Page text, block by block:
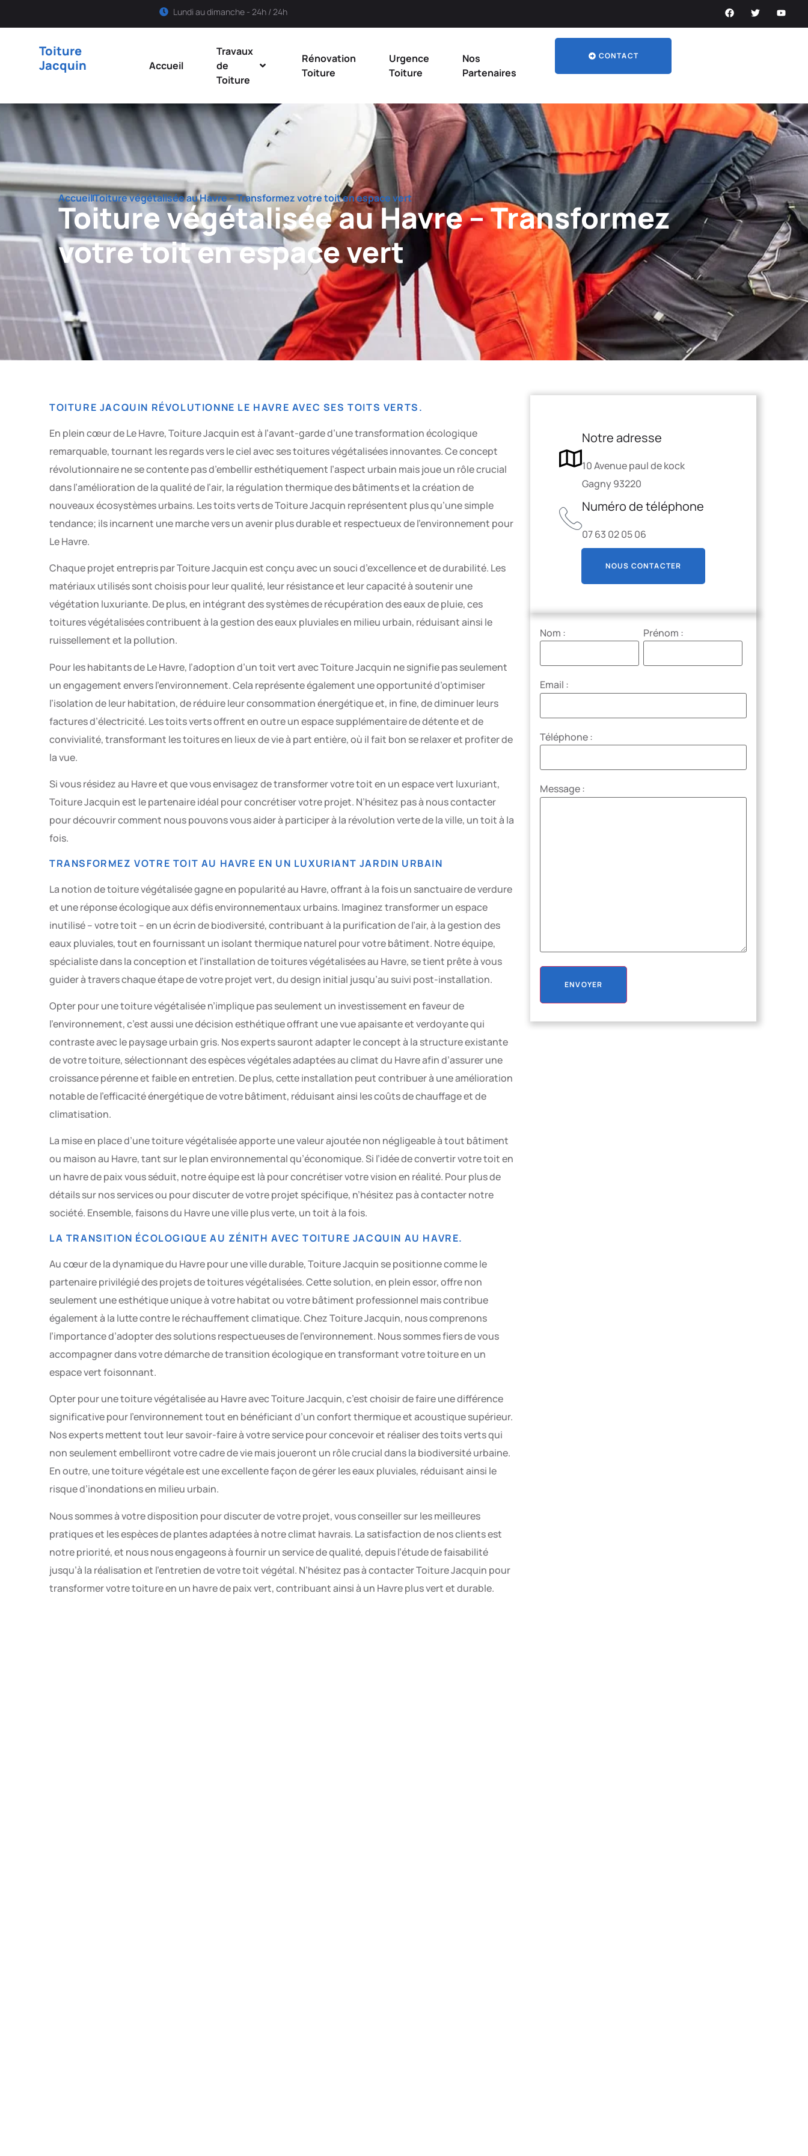
Lundi au dimanche - 24h / 24h
Toiture
Jacquin
Accueil
Travaux
de
Toiture
Rénovation
Toiture
Urgence
Toiture
Nos
Partenaires
CONTACT
AccueilToiture végétalisée au Havre – Transformez votre toit en espace vert
Toiture végétalisée au Havre – Transformez
votre toit en espace vert
TOITURE JACQUIN RÉVOLUTIONNE LE HAVRE AVEC SES TOITS VERTS.
En plein cœur de Le Havre, Toiture Jacquin est à l’avant-garde d’une transformation écologique
remarquable, tournant les regards vers le ciel avec ses toitures végétalisées innovantes. Ce concept
révolutionnaire ne se contente pas d’embellir esthétiquement l’aspect urbain mais joue un rôle crucial
dans l’amélioration de la qualité de l’air, la régulation thermique des bâtiments et la création de
nouveaux écosystèmes urbains. Les toits verts de Toiture Jacquin représentent plus qu’une simple
tendance; ils incarnent une marche vers un avenir plus durable et respectueux de l’environnement pour
Le Havre.
Chaque projet entrepris par Toiture Jacquin est conçu avec un souci d’excellence et de durabilité. Les
matériaux utilisés sont choisis pour leur qualité, leur résistance et leur capacité à soutenir une
végétation luxuriante. De plus, en intégrant des systèmes de récupération des eaux de pluie, ces
toitures végétalisées contribuent à la gestion des eaux pluviales en milieu urbain, réduisant ainsi le
ruissellement et la pollution.
Pour les habitants de Le Havre, l’adoption d’un toit vert avec Toiture Jacquin ne signifie pas seulement
un engagement envers l’environnement. Cela représente également une opportunité d’optimiser
l’isolation de leur habitation, de réduire leur consommation énergétique et, in fine, de diminuer leurs
factures d’électricité. Les toits verts offrent en outre un espace supplémentaire de détente et de
convivialité, transformant les toitures en lieux de vie à part entière, où il fait bon se relaxer et profiter de
la vue.
Si vous résidez au Havre et que vous envisagez de transformer votre toit en un espace vert luxuriant,
Toiture Jacquin est le partenaire idéal pour concrétiser votre projet. N’hésitez pas à nous contacter
pour découvrir comment nous pouvons vous aider à participer à la révolution verte de la ville, un toit à la
fois.
TRANSFORMEZ VOTRE TOIT AU HAVRE EN UN LUXURIANT JARDIN URBAIN
La notion de toiture végétalisée gagne en popularité au Havre, offrant à la fois un sanctuaire de verdure
et une réponse écologique aux défis environnementaux urbains. Imaginez transformer un espace
inutilisé – votre toit – en un écrin de biodiversité, contribuant à la purification de l’air, à la gestion des
eaux pluviales, tout en fournissant un isolant thermique naturel pour votre bâtiment. Notre équipe,
spécialiste dans la conception et l’installation de toitures végétalisées au Havre, se tient prête à vous
guider à travers chaque étape de votre projet vert, du design initial jusqu’au suivi post-installation.
Opter pour une toiture végétalisée n’implique pas seulement un investissement en faveur de
l’environnement, c’est aussi une décision esthétique offrant une vue apaisante et verdoyante qui
contraste avec le paysage urbain gris. Nos experts sauront adapter le concept à la structure existante
de votre toiture, sélectionnant des espèces végétales adaptées au climat du Havre afin d’assurer une
croissance pérenne et faible en entretien. De plus, cette installation peut contribuer à une amélioration
notable de l’efficacité énergétique de votre bâtiment, réduisant ainsi les coûts de chauffage et de
climatisation.
La mise en place d’une toiture végétalisée apporte une valeur ajoutée non négligeable à tout bâtiment
ou maison au Havre, tant sur le plan environnemental qu’économique. Si l’idée de convertir votre toit en
un havre de paix vous séduit, notre équipe est là pour concrétiser votre vision en réalité. Pour plus de
détails sur nos services ou pour discuter de votre projet spécifique, n’hésitez pas à contacter notre
société. Ensemble, faisons du Havre une ville plus verte, un toit à la fois.
LA TRANSITION ÉCOLOGIQUE AU ZÉNITH AVEC TOITURE JACQUIN AU HAVRE.
Au cœur de la dynamique du Havre pour une ville durable, Toiture Jacquin se positionne comme le
partenaire privilégié des projets de toitures végétalisées. Cette solution, en plein essor, offre non
seulement une esthétique unique à votre habitat ou votre bâtiment professionnel mais contribue
également à la lutte contre le réchauffement climatique. Chez Toiture Jacquin, nous comprenons
l’importance d’adopter des solutions respectueuses de l’environnement. Nous sommes fiers de vous
accompagner dans votre démarche de transition écologique en transformant votre toiture en un
espace vert foisonnant.
Opter pour une toiture végétalisée au Havre avec Toiture Jacquin, c’est choisir de faire une différence
significative pour l’environnement tout en bénéficiant d’un confort thermique et acoustique supérieur.
Nos experts mettent tout leur savoir-faire à votre service pour concevoir et réaliser des toits verts qui
non seulement embelliront votre cadre de vie mais joueront un rôle crucial dans la biodiversité urbaine.
En outre, une toiture végétale est une excellente façon de gérer les eaux pluviales, réduisant ainsi le
risque d’inondations en milieu urbain.
Nous sommes à votre disposition pour discuter de votre projet, vous conseiller sur les meilleures
pratiques et les espèces de plantes adaptées à notre climat havrais. La satisfaction de nos clients est
notre priorité, et nous nous engageons à fournir un service de qualité, depuis l’étude de faisabilité
jusqu’à la réalisation et l’entretien de votre toit végétal. N’hésitez pas à contacter Toiture Jacquin pour
transformer votre toiture en un havre de paix vert, contribuant ainsi à un Havre plus vert et durable.
Notre adresse
10 Avenue paul de kock
Gagny 93220
Numéro de téléphone
07 63 02 05 06
NOUS CONTACTER
Nom : Prénom :
Email :
Téléphone :
Message :